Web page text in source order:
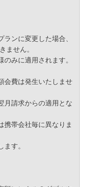
ンに変更した場合、
ません。
みに適用されます。
会費は発生いたしませ
月請求からの適用とな
携帯会社毎に異なりま
す。